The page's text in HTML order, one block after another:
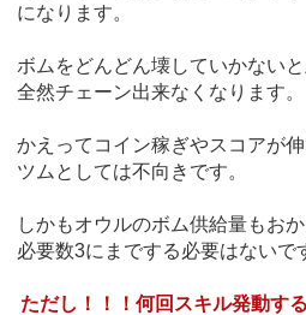
になります。
ボムをどんどん壊していかない
全然チェーン出来なくなります。
かえってコイン稼ぎやスコアが
ツムとしては不向きです。
しかもオウルのボム供給量もお
必要数3にまでする必要はないで
ただし！！！何回スキル発動す